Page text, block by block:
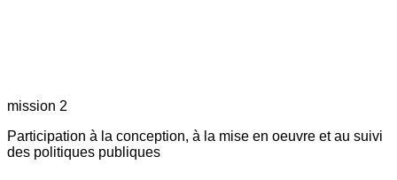
mission 2
Participation à la conception, à la mise en oeuvre et au suivi
des politiques publiques